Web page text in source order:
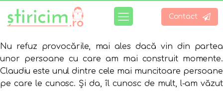
Contact
Nu refuz provocările, mai ales dacă vin din partea
unor persoane cu care am mai construit momente.
Claudiu este unul dintre cele mai muncitoare persoane
pe care le cunosc. Și da, îl cunosc de mult, l-am văzut